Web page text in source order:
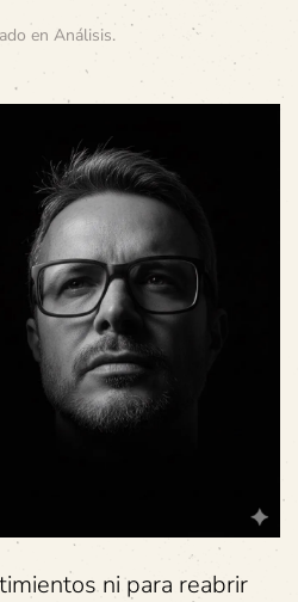
en Análisis.
ni para reabrir